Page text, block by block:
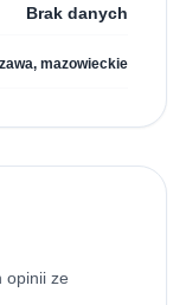
Brak danych
mazowieckie
opinii ze